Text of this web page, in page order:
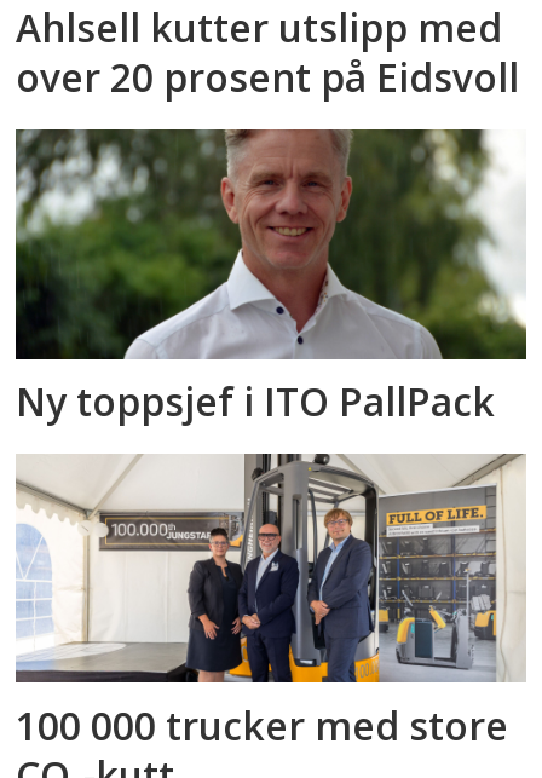
Ahlsell kutter utslipp med
over 20 prosent på Eidsvoll
Ny toppsjef i ITO PallPack
100 000 trucker med store